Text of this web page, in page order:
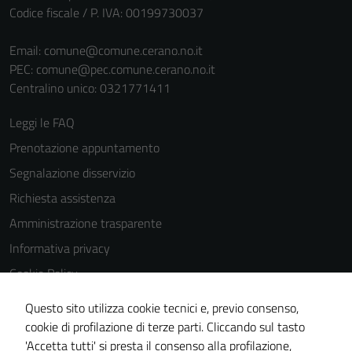
Codice fiscale / P. IVA: 00199730037
Email: comune@comune.cerano.no.it
PEC: comune@pec.comune.cerano.no.it
Centralino unico: 0321771411
Leggi le FAQ
Prenotazione appuntamento
Segnalazione disservizio
Richiesta assistenza
Amministrazione trasparente
Informativa privacy
Cookie Policy
Note legali
Dichiarazione di accessibilità
Questo sito utilizza cookie tecnici e, previo consenso,
cookie di profilazione di terze parti. Cliccando sul tasto
'Accetta tutti' si presta il consenso alla profilazione,
disabilitati.
non raccolgono
informazioni
personali.